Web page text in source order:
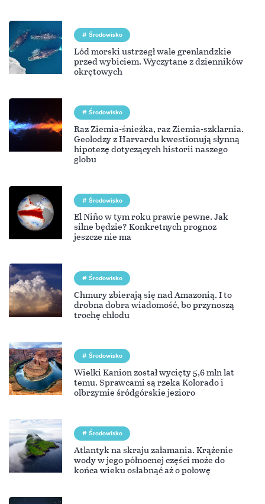
Środowisko
Lód morski ustrzegł wale grenlandzkie
przed wybiciem. Wyczytane z dzienników
okrętowych
Środowisko
Raz Ziemia-śnieżka, raz Ziemia-szklarnia.
Geolodzy z Harvardu kwestionują słynną
hipotezę dotyczących historii naszego
globu
Środowisko
El Niño w tym roku prawie pewne. Jak
silne będzie? Konkretnych prognoz
jeszcze nie ma
Środowisko
Chmury zbierają się nad Amazonią. I to
drobna dobra wiadomość, bo przynoszą
trochę chłodu
Środowisko
Wielki Kanion został wycięty 5,6 mln lat
temu. Sprawcami są rzeka Kolorado i
olbrzymie śródgórskie jezioro
Środowisko
Atlantyk na skraju załamania. Krążenie
wody w jego północnej części może do
końca wieku osłabnąć aż o połowę